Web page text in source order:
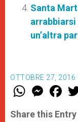
Santa
arrabbiarsi
un’altra
OTTOBRE 27, 2016
W
t
s
M
e
s
e
F
a
e
b
Share this Entry